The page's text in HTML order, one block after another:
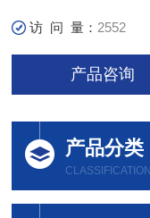
访 问 量： 2552
产品咨询
产品分类
CLASSIFICATION